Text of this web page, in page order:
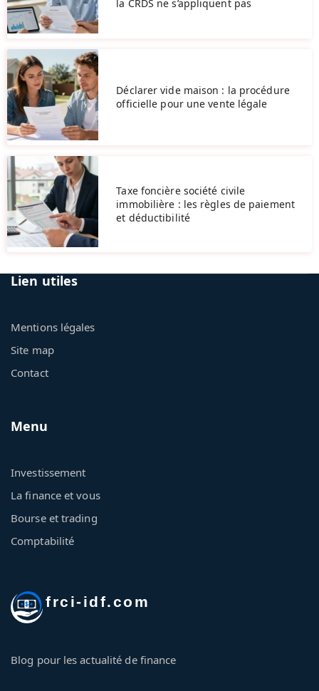
la CRDS ne s’appliquent pas
Déclarer vide maison : la procédure
officielle pour une vente légale
Taxe foncière société civile
immobilière : les règles de paiement
et déductibilité
Lien utiles
Mentions légales
Site map
Contact
Menu
Investissement
La finance et vous
Bourse et trading
Comptabilité
frci-idf.com
Blog pour les actualité de finance